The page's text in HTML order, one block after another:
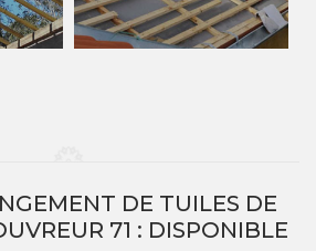
DE TUILES DE
71 : DISPONIBLE